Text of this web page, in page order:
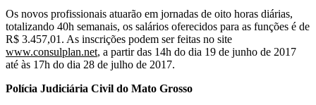
Os novos profissionais atuarão em jornadas de oito horas diárias,
totalizando 40h semanais, os salários oferecidos para as funções é de
R$ 3.457,01. As inscrições podem ser feitas no site
www.consulplan.net, a partir das 14h do dia 19 de junho de 2017
até às 17h do dia 28 de julho de 2017.
Polícia Judiciária Civil do Mato Grosso